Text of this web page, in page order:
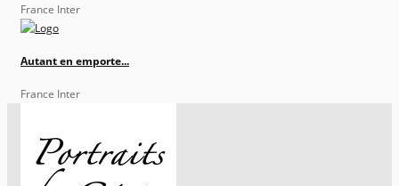
France Inter
Autant en emporte...
France Inter